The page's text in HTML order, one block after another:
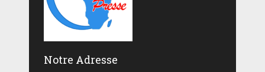
Notre Adresse